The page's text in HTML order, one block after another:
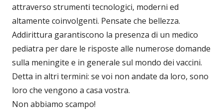
attraverso strumenti tecnologici, moderni ed
altamente coinvolgenti. Pensate che bellezza.
Addirittura garantiscono la presenza di un medico
pediatra per dare le risposte alle numerose domande
sulla meningite e in generale sul mondo dei vaccini.
Detta in altri termini: se voi non andate da loro, sono
loro che vengono a casa vostra.
Non abbiamo scampo!